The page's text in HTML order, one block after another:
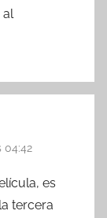
04:42
es
tercera